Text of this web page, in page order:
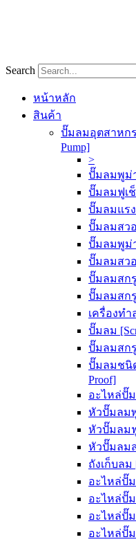
Search
หน้าหลัก
สินค้า
ปั๊มลมอุตสาหก
Pump]
>
ปั๊มลมพูม่
ปั๊มลมฟูเช็
ปั๊มลมแรง
ปั๊มลมสว
ปั๊มลมพูม่
ปั๊มลมสว
ปั๊มลมสกรู
ปั๊มลมสกรู
เครื่องทำ
ปั๊มลม
ปั๊มลมสกรู
ปั๊มลมชนิด
Proof]
อะไหล่ปั๊ม
หัวปั๊มลม
หัวปั๊มลมฟู
หัวปั๊มลม
ถังเก็บลม
อะไหล่ปั๊ม
อะไหล่ปั๊ม
อะไหล่ปั๊ม
อะไหล่ปั๊ม